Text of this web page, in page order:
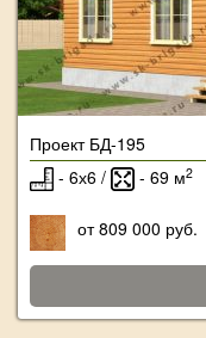
Проект БД-195
- 6х6 /
- 69 м2
от 809 000 руб.